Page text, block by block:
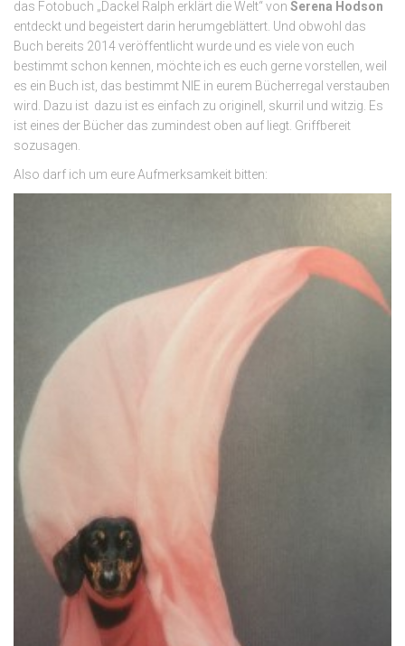
das Fotobuch „Dackel Ralph erklärt die Welt“ von Serena Hodson
entdeckt und begeistert darin herumgeblättert. Und obwohl das
Buch bereits 2014 veröffentlicht wurde und es viele von euch
bestimmt schon kennen, möchte ich es euch gerne vorstellen, weil
es ein Buch ist, das bestimmt NIE in eurem Bücherregal verstauben
wird. Dazu ist dazu ist es einfach zu originell, skurril und witzig. Es
ist eines der Bücher das zumindest oben auf liegt. Griffbereit
sozusagen.
Also darf ich um eure Aufmerksamkeit bitten: